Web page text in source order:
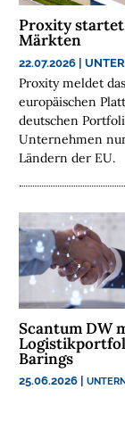
H
N
A
C
A
L
T
I
G
E
T
Proxity
Märkten
22.07.2026 |
Proxity meldet
europäischen
deutschen
Unternehmen
Ländern der EU.
Scantum DW
Barings
25.06.2026 |